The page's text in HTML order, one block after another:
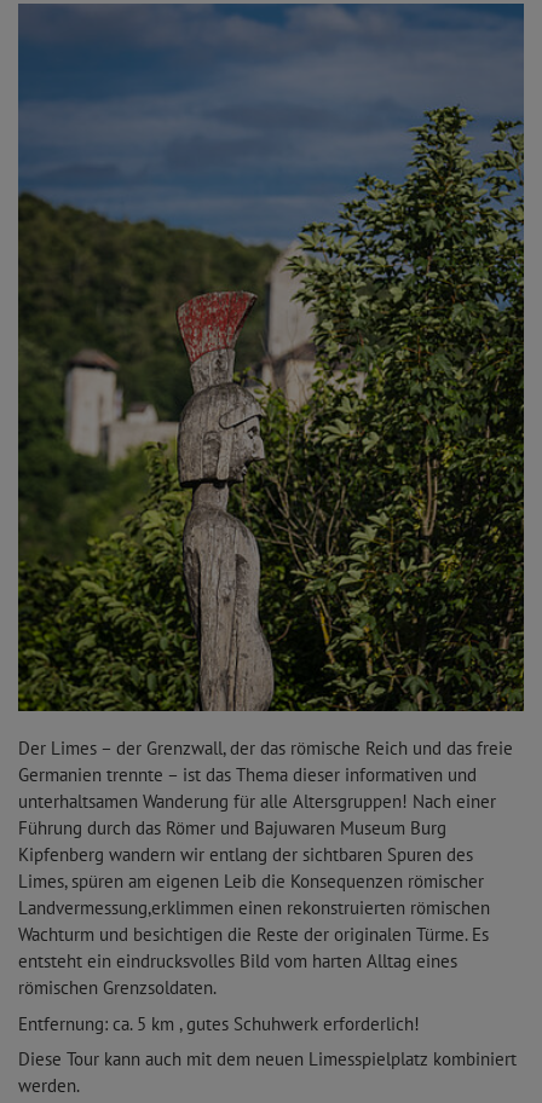
Der Limes – der Grenzwall, der das römische Reich und das freie
Germanien trennte – ist das Thema dieser informativen und
unterhaltsamen Wanderung für alle Altersgruppen! Nach einer
Führung durch das Römer und Bajuwaren Museum Burg
Kipfenberg wandern wir entlang der sichtbaren Spuren des
Limes, spüren am eigenen Leib die Konsequenzen römischer
Landvermessung,erklimmen einen rekonstruierten römischen
Wachturm und besichtigen die Reste der originalen Türme. Es
entsteht ein eindrucksvolles Bild vom harten Alltag eines
römischen Grenzsoldaten.
Entfernung: ca. 5 km , gutes Schuhwerk erforderlich!
Diese Tour kann auch mit dem neuen Limesspielplatz kombiniert
werden.